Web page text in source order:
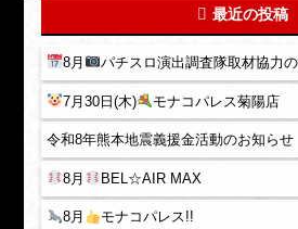
最近の投稿
8月 パチスロ演出調査隊取材協力
7月30日(木) モナコパレス菊陽店
令和8年熊本地震義援金活動のお知らせ
8月 BEL☆AIR MAX
8月 モナコパレス!!